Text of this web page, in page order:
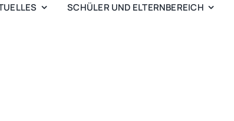
SCHÜLER UND ELTERNBEREICH